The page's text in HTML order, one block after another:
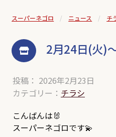
スーパーネゴロ ニュース チ
2月24日(火)
投稿： 2026年2月23日
カテゴリー： チラシ
こんばんは🐰
スーパーネゴロです💫